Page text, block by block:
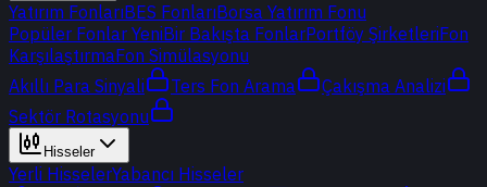
Yatırım FonlarıBES FonlarıBorsa Yatırım Fonu
Popüler Fonlar YeniBir Bakışta FonlarPortföy ŞirketleriFon
KarşılaştırmaFon Simülasyonu
Akıllı Para Sinyali
Ters Fon Arama
Çakışma Analizi
Sektör Rotasyonu
Hisseler
Yerli HisselerYabancı Hisseler